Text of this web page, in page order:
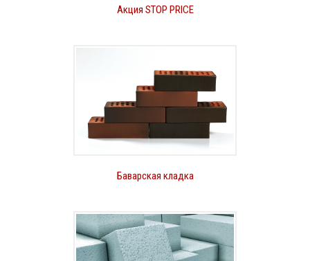
Акция STOP PRICE
Баварская кладка